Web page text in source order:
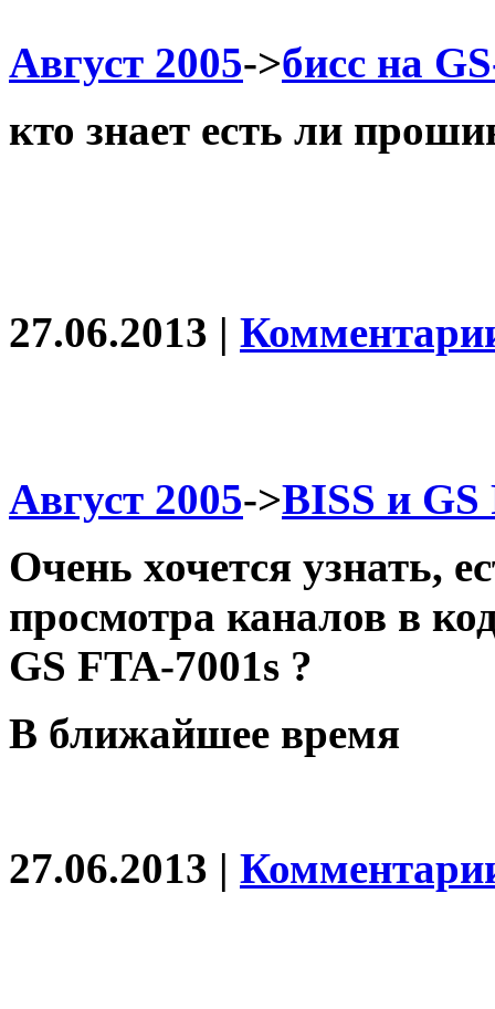
Август 2005->бисс на
кто знает есть ли
27.06.2013 |
Август 2005->BISS и GS
Очень хочется узнать,
просмотра каналов в
GS FTA-7001s ?
В ближайшее время
27.06.2013 |